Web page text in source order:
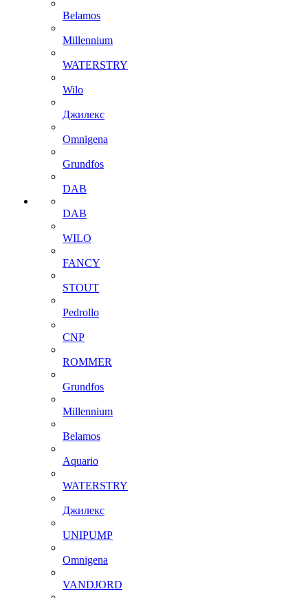
Belamos
Millennium
WATERSTRY
Wilo
Джилекс
Omnigena
Grundfos
DAB
DAB
WILO
FANCY
STOUT
Pedrollo
CNP
ROMMER
Grundfos
Millennium
Belamos
Aquario
WATERSTRY
Джилекс
UNIPUMP
Omnigena
VANDJORD